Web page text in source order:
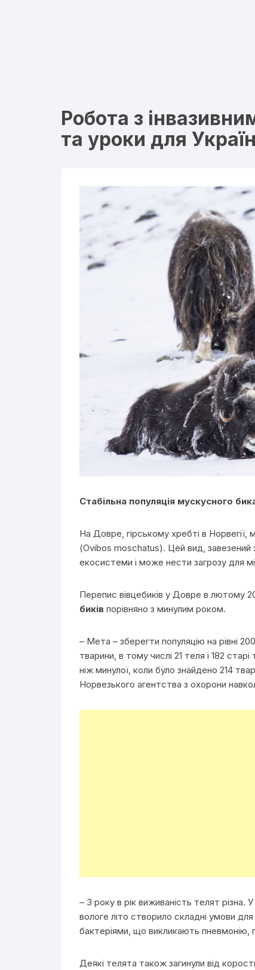
Робота з
та уроки для
Стабільна популяція мускусного
На Довре, гірському хребті в Норвегії,
(Ovibos moschatus). Цей вид, завезений
екосистеми і може нести загрозу для
Перепис вівцебиків у Довре в лютому
биків порівняно з минулим роком.
– Мета – зберегти популяцію на рівні
тварини, в тому числі 21 теля і 182
ніж минулої, коли було знайдено 214
Норвезького агентства з охорони
– З року в рік виживаність телят різна.
вологе літо створило складні умови
бактеріями, що викликають
Деякі телята також загинули від